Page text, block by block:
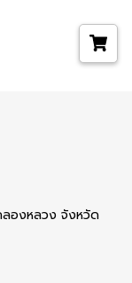
องหลวง จังหวัด